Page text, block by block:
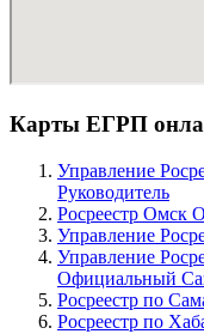
Карты ЕГРП
Управление
Руководитель
Росреестр Омск
Управление
Управление
Официальный
Росреестр по
Росреестр по